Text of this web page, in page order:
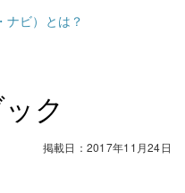
ビ）とは？
ク
掲載日：2017年11月24日